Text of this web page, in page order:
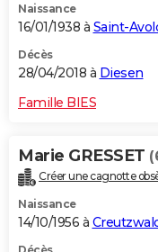
Naissance
16/01/1938 à Saint-
Décès
28/04/2018 à Diesen
Famille BIES
Marie GRESSET
Créer une cagnotte
Naissance
14/10/1956 à
Décès